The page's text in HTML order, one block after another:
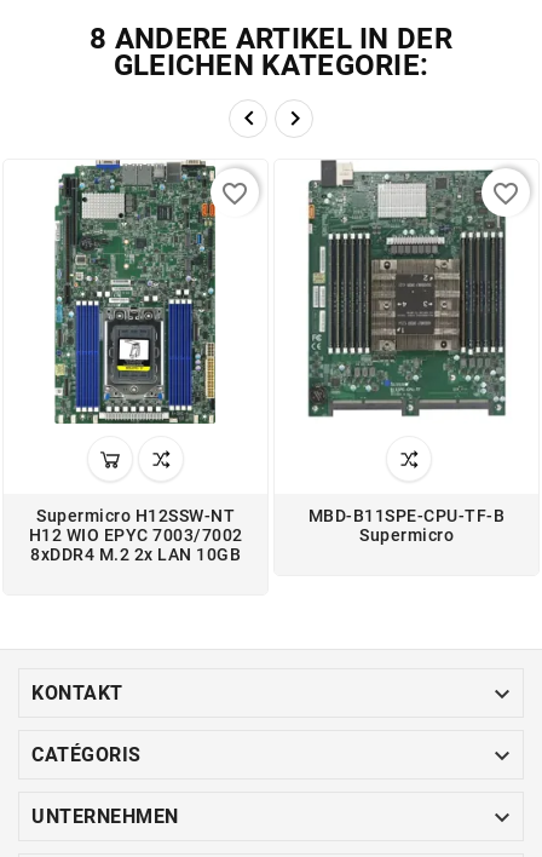
8 ANDERE ARTIKEL IN DER
GLEICHEN KATEGORIE:
 
Supermicro H12SSW-NT
H12 WIO EPYC 7003/7002
8xDDR4 M.2 2x LAN 10GB
favorite_border
MBD-B11SPE-CPU-TF-B
Supermicro
favorite_border
KONTAKT 
CATÉGORIS 
UNTERNEHMEN 